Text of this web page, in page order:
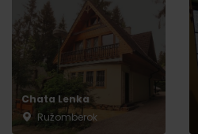
Chata Lenka
Ružomberok